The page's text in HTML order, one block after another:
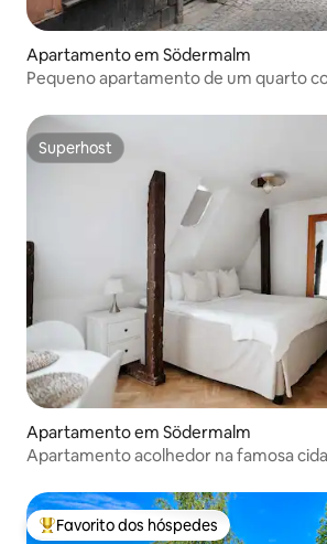
Apartamento em Södermalm
Pequeno apartamento de um quarto
Superhost
Superhost
Apartamento em Södermalm
Apartamento acolhedor na famosa
Favoritos dos hóspedes mais
Favorito dos hóspedes